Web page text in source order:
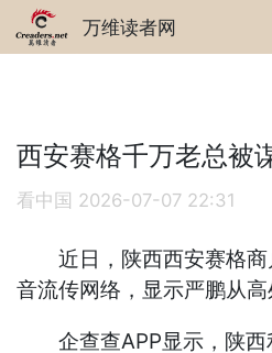
万维读者网
西安赛格千万老总被
看中国 2026-07-07 22:31
近日，陕西西安赛格商
音流传网络，显示严鹏从
企查查APP显示，陕西